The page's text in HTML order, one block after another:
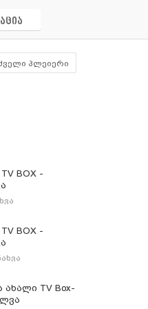
პლეიერი
TV BOX -
TV BOX -
ახალი TV Box-